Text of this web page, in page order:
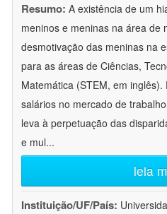
Resumo: A existência de um
meninos e meninas na área de
desmotivação das meninas na
para as áreas de Ciências,
Matemática (STEM, em
salários no mercado de
leva à perpetuação das
e mul...
leia
Instituição/UF/País: